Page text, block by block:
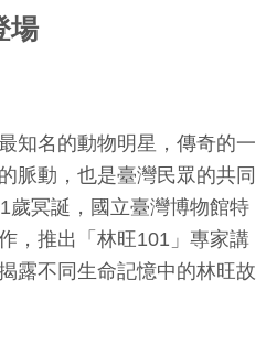
場
知名的動物明星，傳奇的一
脈動，也是臺灣民眾的共同
歲冥誕，國立臺灣博物館特
，推出「林旺101」專家講
露不同生命記憶中的林旺故